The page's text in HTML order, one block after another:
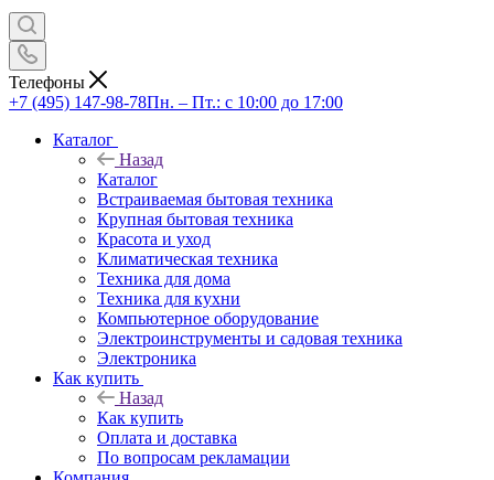
Телефоны
+7 (495) 147-98-78Пн. – Пт.: с 10:00 до 17:00
Каталог
Назад
Каталог
Встраиваемая бытовая техника
Крупная бытовая техника
Красота и уход
Климатическая техника
Техника для дома
Техника для кухни
Компьютерное оборудование
Электроинструменты и садовая техника
Электроника
Как купить
Назад
Как купить
Оплата и доставка
По вопросам рекламации